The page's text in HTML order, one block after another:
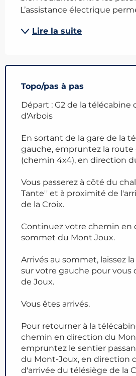
L’assistance électrique
Lire la suite
Topo/pas à pas
Départ : G2 de la
d'Arbois
En sortant de la gare de la
gauche, empruntez la route
(chemin 4x4), en direction
Vous passerez à côté du
Tante'' et à proximité de
de la Croix.
Continuez votre chemin en
sommet du Mont Joux.
Arrivés au sommet, laissez
sur votre gauche pour vous
de Joux.
Vous êtes arrivés.
Pour retourner à la
chemin en direction du
empruntez le sentier
du Mont-Joux, en direction
d'arrivée du télésiège de la